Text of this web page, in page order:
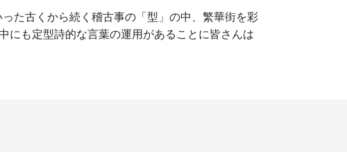
た古くから続く稽古事の「型」の中、繁華街を彩
にも定型詩的な言葉の運用があることに皆さんは